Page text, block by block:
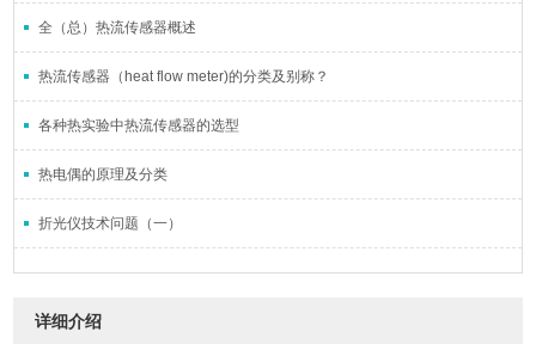
全（总）热流传感器概述
热流传感器（heat flow meter)的分类及别称？
各种热实验中热流传感器的选型
热电偶的原理及分类
折光仪技术问题（一）
详细介绍